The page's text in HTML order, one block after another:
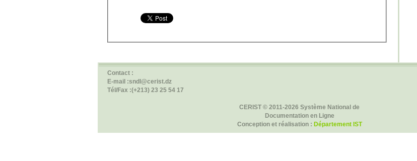
Contact :
E-mail :sndl@cerist.dz
Tél/Fax :(+213) 23 25 54 17
CERIST © 2011-2026 Système National de
Documentation en Ligne
Conception et réalisation : Département IST